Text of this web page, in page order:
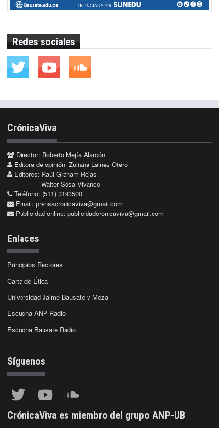
Redes sociales
CrónicaViva
Director: Roberto Mejía Alarcón
Editora de opinión: Zuliana Lainez Otero
Editores: Raúl Graham Rojas
Walter Sosa Vivanco
Teléfono: (511) 3193500
Email: prensacronicaviva@gmail.com
Publicidad online: publicidadcronicaviva@gmail.com
Enlaces
Principios Rectores
Carta de Ética
Universidad Jaime Bausate y Meza
Escucha ANP Radio
Escucha Bausate Radio
Síguenos
CrónicaViva es miembro del grupo ANP-UB